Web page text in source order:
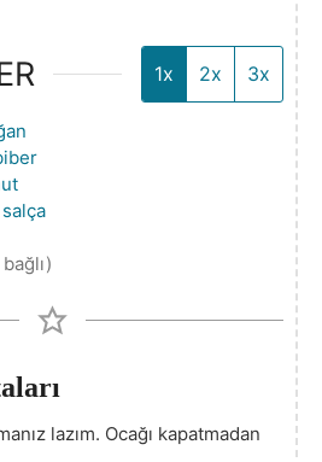
1x 2x 3x
salça
lazım. Ocağı kapatmadan